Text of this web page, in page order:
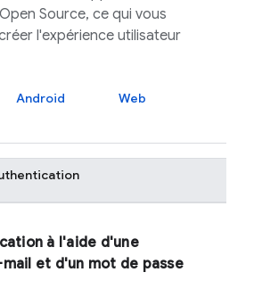
Source, ce qui vous
l'expérience utilisateur
Android Web
à l'aide d'une
et d'un mot de passe